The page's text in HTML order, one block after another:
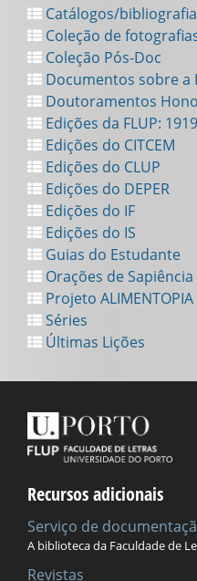
Catálogos/
Coleção de
Coleção Pós-Doc
Documentos sobre a
Doutoramentos
Edições da FLUP:
Edições do CITCEM
Edições do CLUP
Edições do DEPER
Edições do IF
Edições do IS
Guias do Estudante
Orações de Sapiência
Projeto ALIMENTOPIA
Séries
Últimas Lições
Recursos adicionais
Serviço de
A biblioteca da Faculdade de
Revistas